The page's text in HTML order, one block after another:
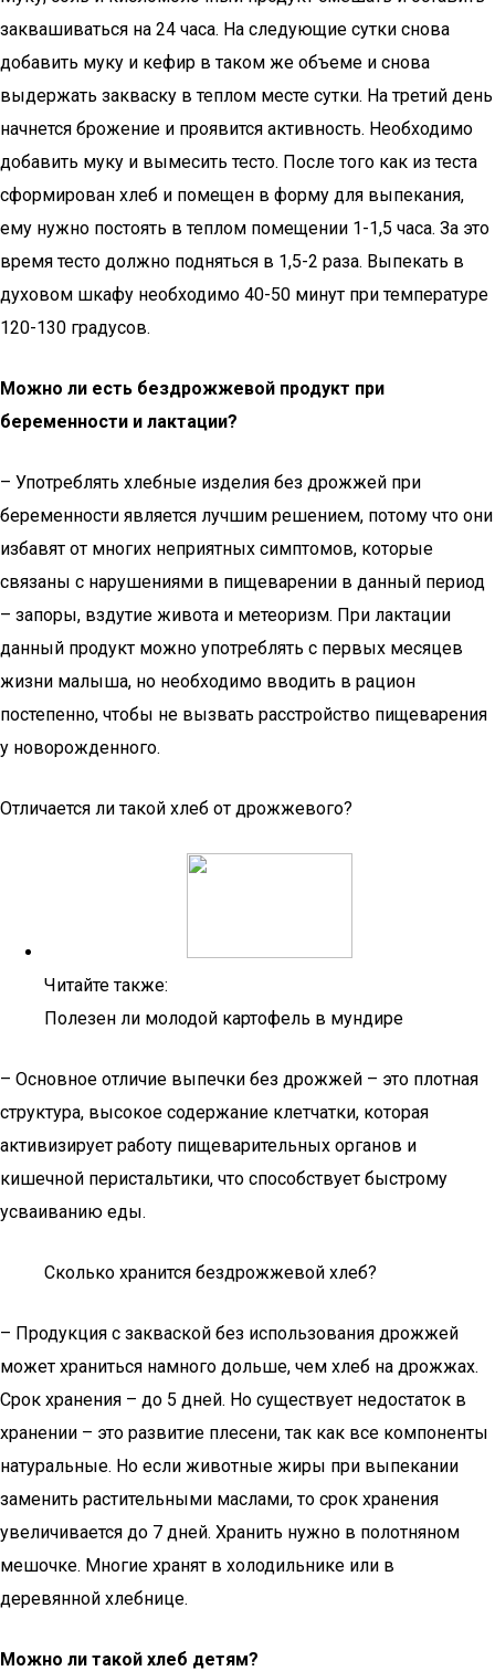
заквашиваться на 24 часа. На следующие сутки снова
добавить муку и кефир в таком же объеме и снова
выдержать закваску в теплом месте сутки. На третий день
начнется брожение и проявится активность. Необходимо
добавить муку и вымесить тесто. После того как из теста
сформирован хлеб и помещен в форму для выпекания,
ему нужно постоять в теплом помещении 1-1,5 часа. За это
время тесто должно подняться в 1,5-2 раза. Выпекать в
духовом шкафу необходимо 40-50 минут при температуре
120-130 градусов.
Можно ли есть бездрожжевой продукт при
беременности и лактации?
– Употреблять хлебные изделия без дрожжей при
беременности является лучшим решением, потому что они
избавят от многих неприятных симптомов, которые
связаны с нарушениями в пищеварении в данный период
– запоры, вздутие живота и метеоризм. При лактации
данный продукт можно употреблять с первых месяцев
жизни малыша, но необходимо вводить в рацион
постепенно, чтобы не вызвать расстройство пищеварения
у новорожденного.
Отличается ли такой хлеб от дрожжевого?
Читайте также:
Полезен ли молодой картофель в мундире
– Основное отличие выпечки без дрожжей – это плотная
структура, высокое содержание клетчатки, которая
активизирует работу пищеварительных органов и
кишечной перистальтики, что способствует быстрому
усваиванию еды.
Сколько хранится бездрожжевой хлеб?
– Продукция с закваской без использования дрожжей
может храниться намного дольше, чем хлеб на дрожжах.
Срок хранения – до 5 дней. Но существует недостаток в
хранении – это развитие плесени, так как все компоненты
натуральные. Но если животные жиры при выпекании
заменить растительными маслами, то срок хранения
увеличивается до 7 дней. Хранить нужно в полотняном
мешочке. Многие хранят в холодильнике или в
деревянной хлебнице.
Можно ли такой хлеб детям?